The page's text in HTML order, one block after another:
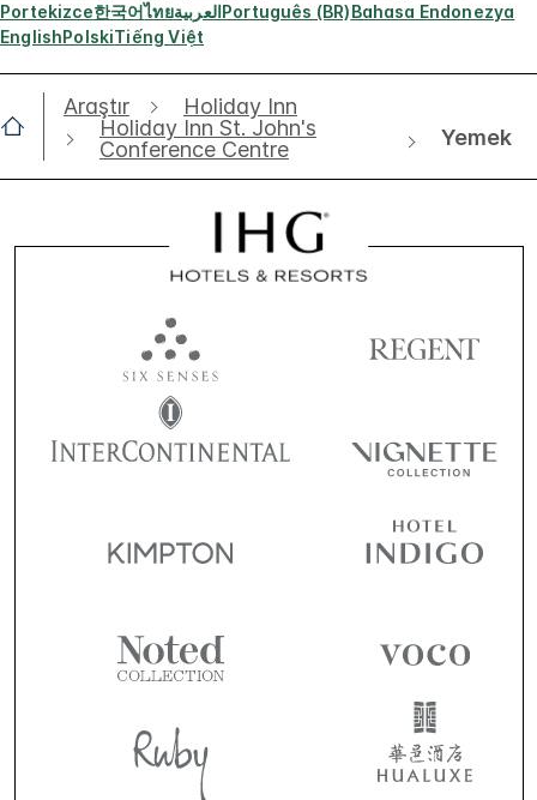
Portekizce한국어ไทยالعربيةPortuguês (BR)Bahasa Endonezya
EnglishPolskiTiếng Việt
Araştır
Holiday Inn
Holiday Inn St. John's
Conference Centre
Yemek